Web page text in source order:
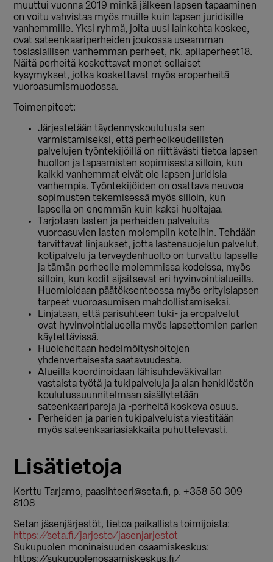
muuttui vuonna 2019 minkä jälkeen lapsen tapaaminen
on voitu vahvistaa myös muille kuin lapsen juridisille
vanhemmille. Yksi ryhmä, joita uusi lainkohta koskee,
ovat sateenkaariperheiden joukossa useamman
tosiasiallisen vanhemman perheet, nk. apilaperheet18.
Näitä perheitä koskettavat monet sellaiset
kysymykset, jotka koskettavat myös eroperheitä
vuoroasumismuodossa.
Toimenpiteet:
Järjestetään täydennyskoulutusta sen
varmistamiseksi, että perheoikeudellisten
palvelujen työntekijöillä on riittävästi tietoa lapsen
huollon ja tapaamisten sopimisesta silloin, kun
kaikki vanhemmat eivät ole lapsen juridisia
vanhempia. Työntekijöiden on osattava neuvoa
sopimusten tekemisessä myös silloin, kun
lapsella on enemmän kuin kaksi huoltajaa.
Tarjotaan lasten ja perheiden palveluita
vuoroasuvien lasten molempiin koteihin. Tehdään
tarvittavat linjaukset, jotta lastensuojelun palvelut,
kotipalvelu ja terveydenhuolto on turvattu lapselle
ja tämän perheelle molemmissa kodeissa, myös
silloin, kun kodit sijaitsevat eri hyvinvointialueilla.
Huomioidaan päätöksenteossa myös erityislapsen
tarpeet vuoroasumisen mahdollistamiseksi.
Linjataan, että parisuhteen tuki- ja eropalvelut
ovat hyvinvointialueella myös lapsettomien parien
käytettävissä.
Huolehditaan hedelmöityshoitojen
yhdenvertaisesta saatavuudesta.
Alueilla koordinoidaan lähisuhdeväkivallan
vastaista työtä ja tukipalveluja ja alan henkilöstön
koulutussuunnitelmaan sisällytetään
sateenkaaripareja ja -perheitä koskeva osuus.
Perheiden ja parien tukipalveluista viestitään
myös sateenkaariasiakkaita puhuttelevasti.
Lisätietoja
Kerttu Tarjamo, paasihteeri@seta.fi, p. +358 50 309
8108
Setan jäsenjärjestöt, tietoa paikallista toimijoista:
https://seta.fi/jarjesto/jasenjarjestot
Sukupuolen moninaisuuden osaamiskeskus:
https://sukupuolenosaamiskeskus.fi/